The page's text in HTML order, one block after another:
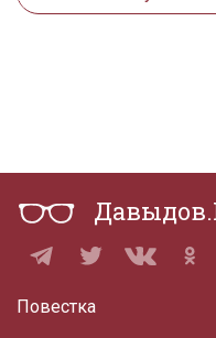
Повестка